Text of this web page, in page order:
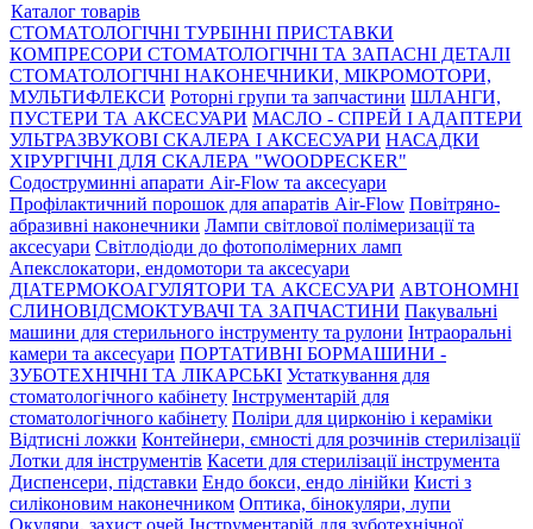
Каталог товарів
СТОМАТОЛОГІЧНІ ТУРБІННІ ПРИСТАВКИ
КОМПРЕСОРИ СТОМАТОЛОГІЧНІ ТА ЗАПАСНІ ДЕТАЛІ
СТОМАТОЛОГІЧНІ НАКОНЕЧНИКИ, МІКРОМОТОРИ,
МУЛЬТИФЛЕКСИ Роторні групи та запчастини ШЛАНГИ,
ПУСТЕРИ ТА АКСЕСУАРИ МАСЛО - СПРЕЙ І АДАПТЕРИ
УЛЬТРАЗВУКОВІ СКАЛЕРА І АКСЕСУАРИ НАСАДКИ
ХІРУРГІЧНІ ДЛЯ СКАЛЕРА "WOODPECKER"
Содоструминні апарати Air-Flow та аксесуари
Профілактичний порошок для апаратів Air-Flow Повітряно-
абразивні наконечники Лампи світлової полімеризації та
аксесуари Світлодіоди до фотополімерних ламп
Апекслокатори, ендомотори та аксесуари
ДІАТЕРМОКОАГУЛЯТОРИ ТА АКСЕСУАРИ АВТОНОМНІ
СЛИНОВІДСМОКТУВАЧІ ТА ЗАПЧАСТИНИ Пакувальні
машини для стерильного інструменту та рулони Інтраоральні
камери та аксесуари ПОРТАТИВНІ БОРМАШИНИ -
ЗУБОТЕХНІЧНІ ТА ЛІКАРСЬКІ Устаткування для
стоматологічного кабінету Інструментарій для
стоматологічного кабінету Поліри для цирконію і кераміки
Відтисні ложки Контейнери, ємності для розчинів стерилізації
Лотки для інструментів Касети для стерилізації інструмента
Диспенсери, підставки Ендо бокси, ендо лінійки Кисті з
силіконовим наконечником Оптика, бінокуляри, лупи
Окуляри, захист очей Інструментарій для зуботехнічної